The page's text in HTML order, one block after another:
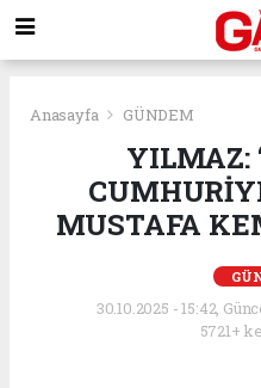
Anasayfa GÜNDEM
YILMAZ:
MUSTAFA
30.10.2025 - 15:42,
5721+